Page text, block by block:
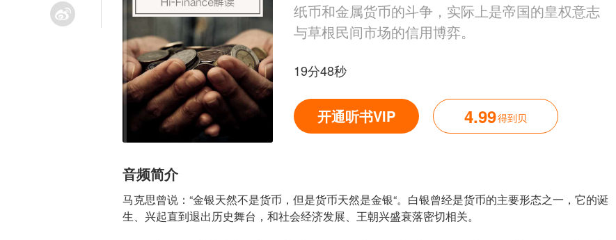
纸币和金属货币的斗争，实际上是帝国的皇权意志
与草根民间市场的信用博弈。
19分48秒
开通听书VIP 4.99得到贝
音频简介
马克思曾说：“金银天然不是货币，但是货币天然是金银“。白银曾经是货币的主要形态之一，它的诞
生、兴起直到退出历史舞台，和社会经济发展、王朝兴盛衰落密切相关。